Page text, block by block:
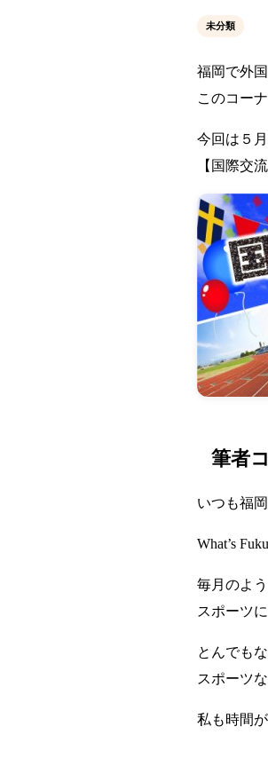
未分類
福岡で外
このコー
今回は５
【国際交
筆者
いつも福
What’s
毎月のよ
スポーツ
とんでも
スポーツ
私も時間